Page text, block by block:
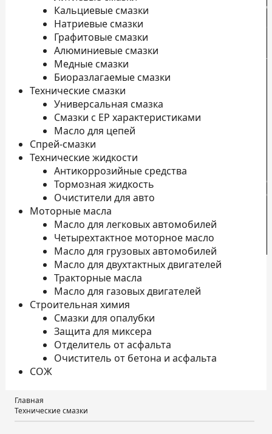
Кальциевые смазки
Натриевые смазки
Графитовые смазки
Алюминиевые смазки
Медные смазки
Биоразлагаемые смазки
Технические смазки
Универсальная смазка
Смазки с EP характеристиками
Масло для цепей
Спрей-смазки
Технические жидкости
Антикоррозийные средства
Тормозная жидкость
Очистители для авто
Моторные масла
Масло для легковых автомобилей
Четырехтактное моторное масло
Масло для грузовых автомобилей
Масло для двухтактных двигателей
Тракторные масла
Масло для газовых двигателей
Строительная химия
Смазки для опалубки
Защита для миксера
Отделитель от асфальта
Очиститель от бетона и асфальта
СОЖ
Главная
Технические смазки